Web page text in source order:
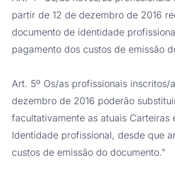
partir de 12 de dezembro de 2016
documento de identidade
pagamento dos custos de emissão
Art. 5º Os/as profissionais inscritos/
dezembro de 2016 poderão
facultativamente as atuais Carteiras
Identidade profissional, desde que
custos de emissão do documento."